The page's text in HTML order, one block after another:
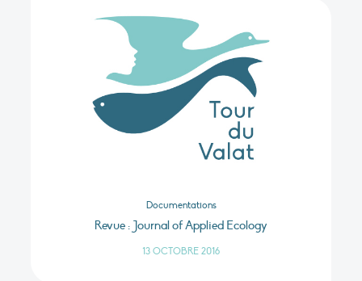
Documentations
Revue : Journal of Applied Ecology
13 OCTOBRE 2016